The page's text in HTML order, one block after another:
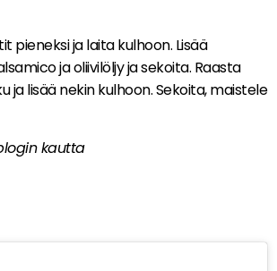
pieneksi ja laita kulhoon. Lisää
ja oliivilöljy ja sekoita. Raasta
ja lisää nekin kulhoon. Sekoita, maistele
kautta